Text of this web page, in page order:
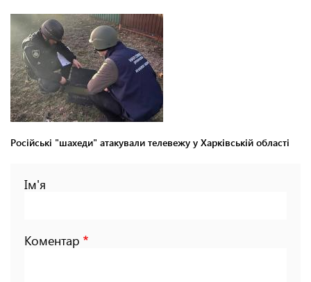
Російські "шахеди" атакували телевежу у Харківській області
Ім'я
Коментар